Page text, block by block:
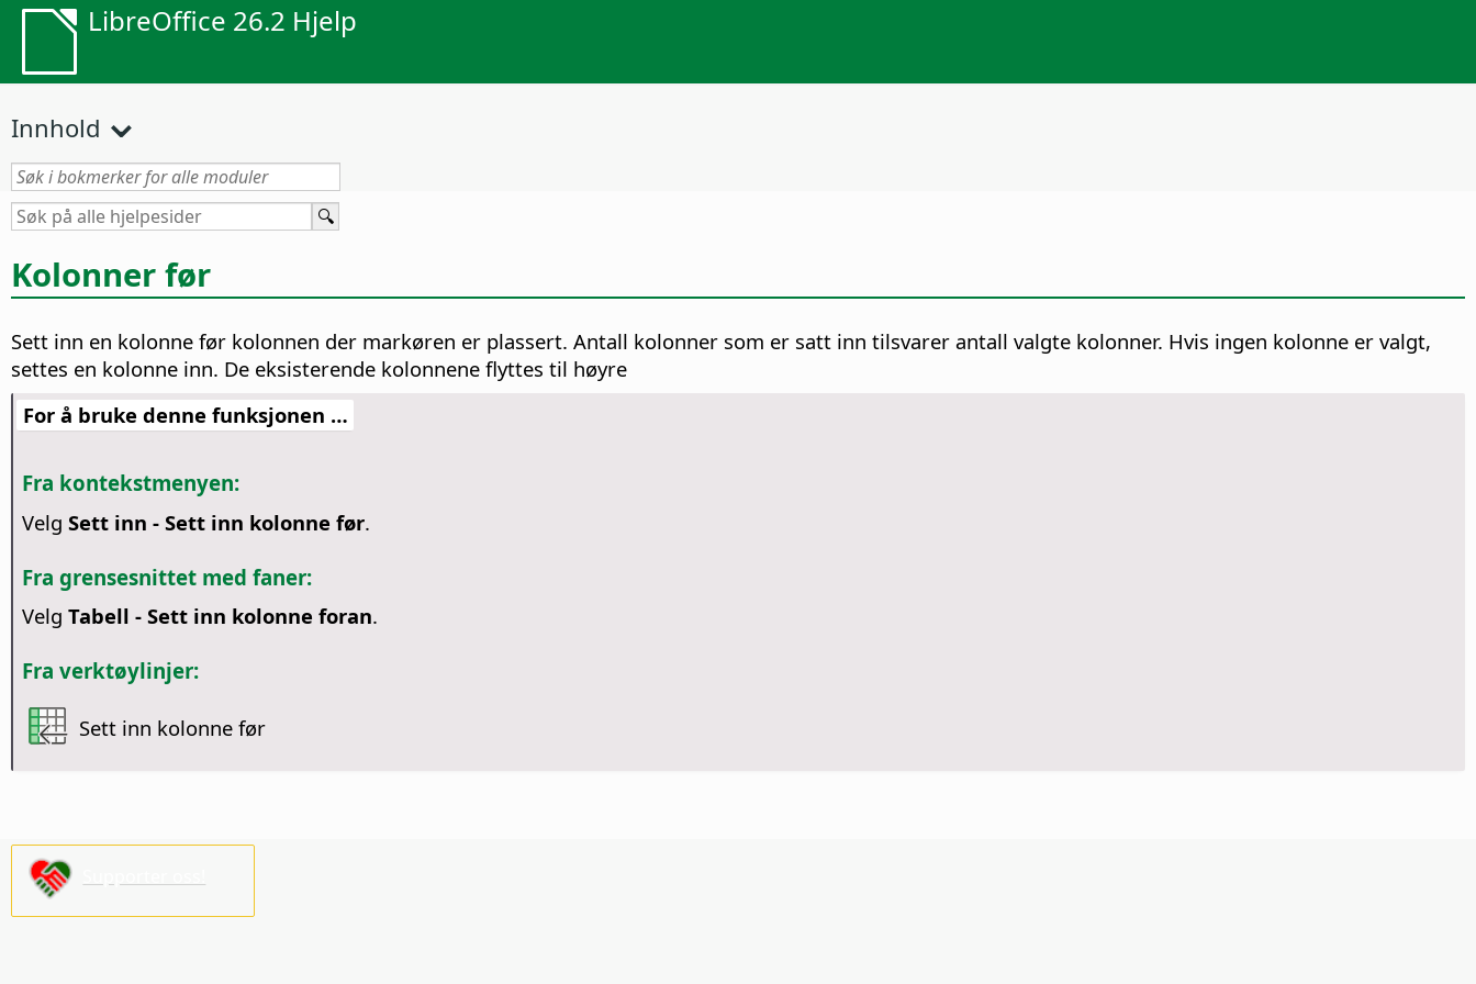
LibreOffice 26.2 Hjelp
Innhold
Kolonner før
Sett inn en kolonne før kolonnen der markøren er plassert. Antall kolonner som er satt inn tilsvarer antall valgte kolonner. Hvis ingen kolonne er valgt,
settes en kolonne inn. De eksisterende kolonnene flyttes til høyre
For å bruke denne funksjonen …
Fra kontekstmenyen:
Velg Sett inn - Sett inn kolonne før.
Fra grensesnittet med faner:
Velg Tabell - Sett inn kolonne foran.
Fra verktøylinjer:
Sett inn kolonne før